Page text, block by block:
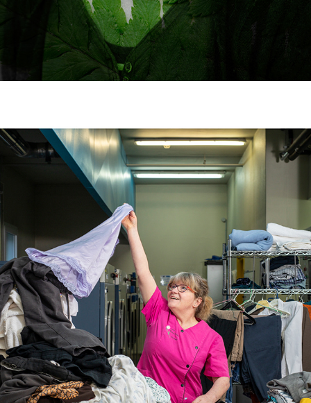
QVT / MISES EN SCÈNE / EHPAD
2023